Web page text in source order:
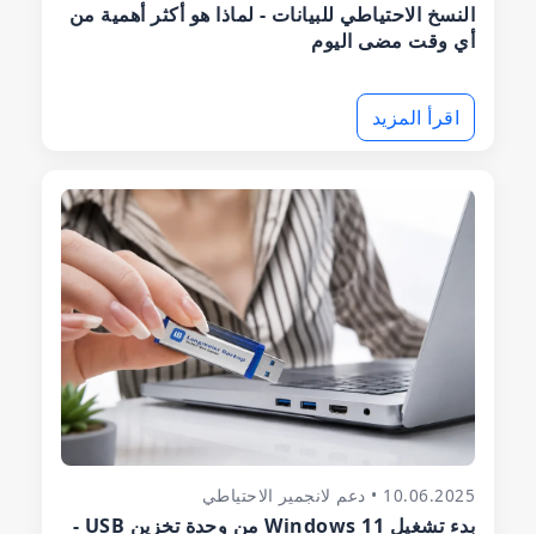
النسخ الاحتياطي للبيانات - لماذا هو أكثر أهمية من
أي وقت مضى اليوم
اقرأ المزيد
10.06.2025 • دعم لانجمير الاحتياطي
بدء تشغيل Windows 11 من وحدة تخزين USB -